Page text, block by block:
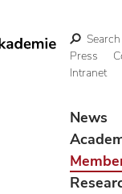
Search
Press
Intranet
News